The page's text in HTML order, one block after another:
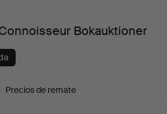
Bokauktioner
Precios de remate